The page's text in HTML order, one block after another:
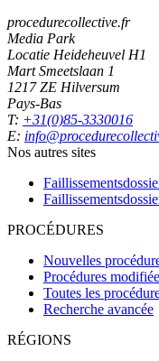
procedurecollective.fr
Media Park
Locatie Heideheuvel H1
Mart Smeetslaan 1
1217 ZE Hilversum
Pays-Bas
T: +31(0)85-3330016
E:
Nos autres sites
PROCÉDURES
Nouvelles
Procédures
Toutes les
Recherche avancée
RÉGIONS